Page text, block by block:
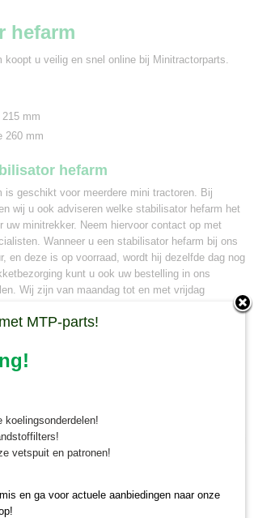
hefarm
koopt u veilig en snel online bij Minitractorparts.
mm
260 mm
hefarm
is geschikt voor meerdere mini tractoren. Bij
wij u ook adviseren welke stabilisator hefarm het
uw minitrekker. Neem hiervoor contact op met
Wanneer u een stabilisator hefarm bij ons
en deze is op voorraad, wordt hij dezelfde dag nog
kunt u ook uw bestelling in ons
Wij zijn van maandag tot en met vrijdag
minitractor onderdelen van 8.30 tot 16.30 uur.
een afspraak via whatsapp 0630381824 of per e-
uw leverancier voor
groot assortiment onderdelen op het gebied van
compacttractoren en aanbouwwerktuigen. Wij
met als specialisme de Japanse
of koppeldelen nodig, bekijk ons volledige
MTP-parts!
koelingsonderdelen!
vetspuit en patronen!
en ga voor actuele aanbiedingen naar onze